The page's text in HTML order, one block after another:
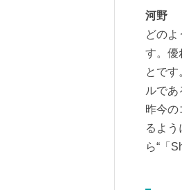
河野「
どの
す。優
とで
ルであ
昨今の
るよ
ら“「